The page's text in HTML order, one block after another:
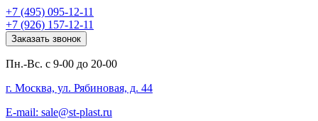
+7 (495) 095-12-11
+7 (926) 157-12-11
Заказать звонок
Пн.-Вс. с 9-00 до 20-00
г. Москва, ул. Рябиновая, д. 44
E-mail: sale@st-plast.ru